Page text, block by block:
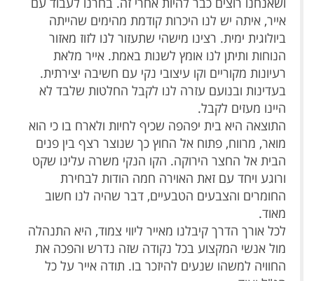
אייר, איתה יש לנו היכרות קודמת מהימים שהייתה
ביולוגית ימית. רצינו מישהי שתעזור לנו לזוז מאזור
הנוחות ותיתן לנו אומץ לשנות באמת. אייר מלאת
רעיונות מקוריים וקו עיצובי נקי עם חשיבה יצירתית.
בעדינות ובנועם עזרה לנו לקבל החלטות שלבד לא
היינו מעזים לקבל.
התוצאה היא בית יפהפה שכיף לחיות ולארח בו כי הוא
מואר, מרווח, פתוח אל החוץ כך שנוצר רצף בין פנים
הבית אל החצר הירוקה. הקו הנקי משרה עלינו שקט
ורוגע ויחד עם זאת האוירה חמה הודות לבחירת
החומרים והצבעים הטבעיים, דבר שהיה לנו חשוב
מאוד.
לכל אורך הדרך קיבלנו מאייר ליווי צמוד, היא התנהלה
מול אנשי המקצוע בכל נקודה שזה נדרש והפכה את
החוויה למשהו שנעים להיזכר בו. תודה אייר על כל